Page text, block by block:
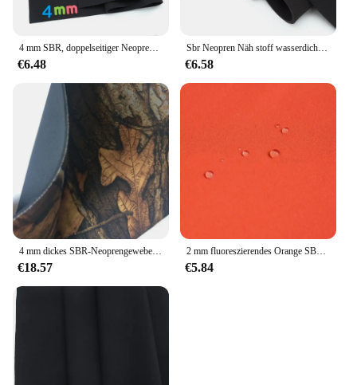
€6.48
Sbr Neopren Näh stoff wasserdicht wind dicht stoßfest Neopren anzug ultra dick 9mm Großhandel jede Größe Stretch Plain
€6.58
€18.57
2 mm fluoreszierendes Orange SBR-Neopren-Nähstoff, Reisetasche, Computertasche, Tassenabdeckung, Tauchausrüstung, wasserdicht, winddicht, stoßfest
€5.84